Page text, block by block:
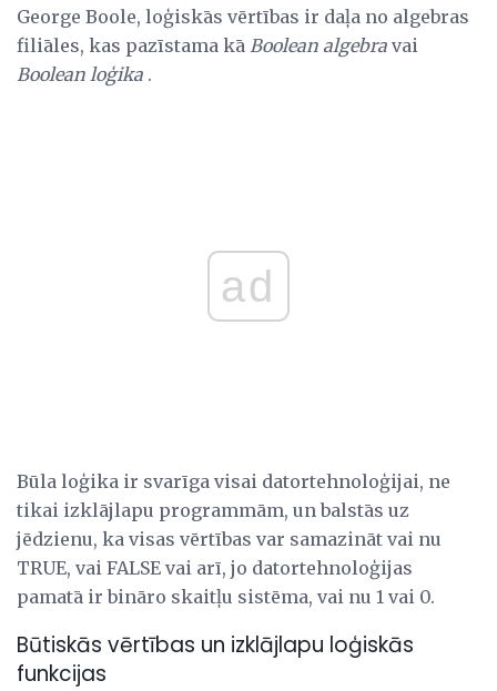
George Boole, loģiskās vērtības ir daļa no algebras
filiāles, kas pazīstama kā Boolean algebra vai
Boolean loģika .
ad
Būla loģika ir svarīga visai datortehnoloģijai, ne
tikai izklājlapu programmām, un balstās uz
jēdzienu, ka visas vērtības var samazināt vai nu
TRUE, vai FALSE vai arī, jo datortehnoloģijas
pamatā ir bināro skaitļu sistēma, vai nu 1 vai 0.
Būtiskās vērtības un izklājlapu loģiskās
funkcijas